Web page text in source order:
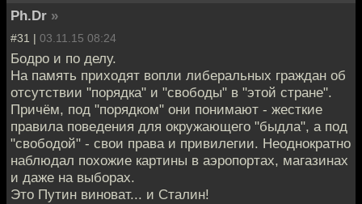
Ph.Dr »
#31 | 03.11.15 08:24
Бодро и по делу.
На память приходят вопли либеральных граждан об
отсутствии "порядка" и "свободы" в "этой стране".
Причём, под "порядком" они понимают - жесткие
правила поведения для окружающего "быдла", а под
"свободой" - свои права и привилегии. Неоднократно
наблюдал похожие картины в аэропортах, магазинах
и даже на выборах.
Это Путин виноват... и Сталин!